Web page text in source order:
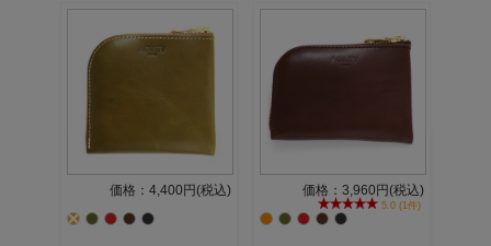
価格：4,400円(税込) 価格：3,960円(税込)
5.0 (1件)